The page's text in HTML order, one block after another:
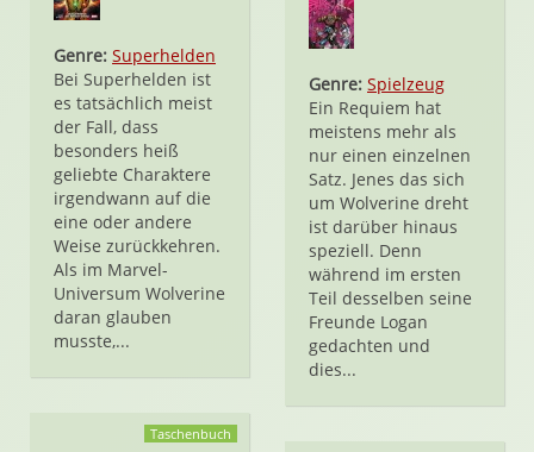
Genre: Superhelden
Bei Superhelden ist
es tatsächlich meist
der Fall, dass
besonders heiß
geliebte Charaktere
irgendwann auf die
eine oder andere
Weise zurückkehren.
Als im Marvel-
Universum Wolverine
daran glauben
musste,...
Genre: Spielzeug
Ein Requiem hat
meistens mehr als
nur einen einzelnen
Satz. Jenes das sich
um Wolverine dreht
ist darüber hinaus
speziell. Denn
während im ersten
Teil desselben seine
Freunde Logan
gedachten und
dies...
Taschenbuch